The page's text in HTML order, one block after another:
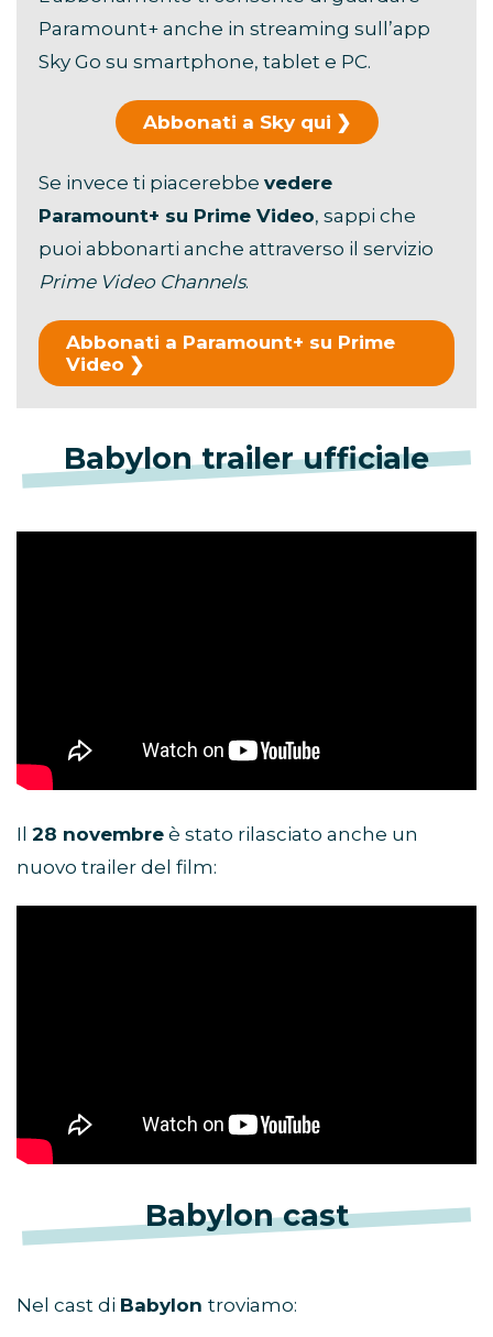
Paramount+ anche in streaming sull’app
Sky Go su smartphone, tablet e PC.
Abbonati a Sky qui
Se invece ti piacerebbe vedere
Paramount+ su Prime Video, sappi che
puoi abbonarti anche attraverso il servizio
Prime Video Channels.
Abbonati a Paramount+ su Prime
Video
Babylon trailer ufficiale
Il 28 novembre è stato rilasciato anche un
nuovo trailer del film:
Babylon cast
Nel cast di Babylon troviamo: